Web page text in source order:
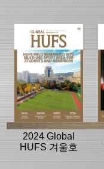
2024 Global
HUFS 겨울호